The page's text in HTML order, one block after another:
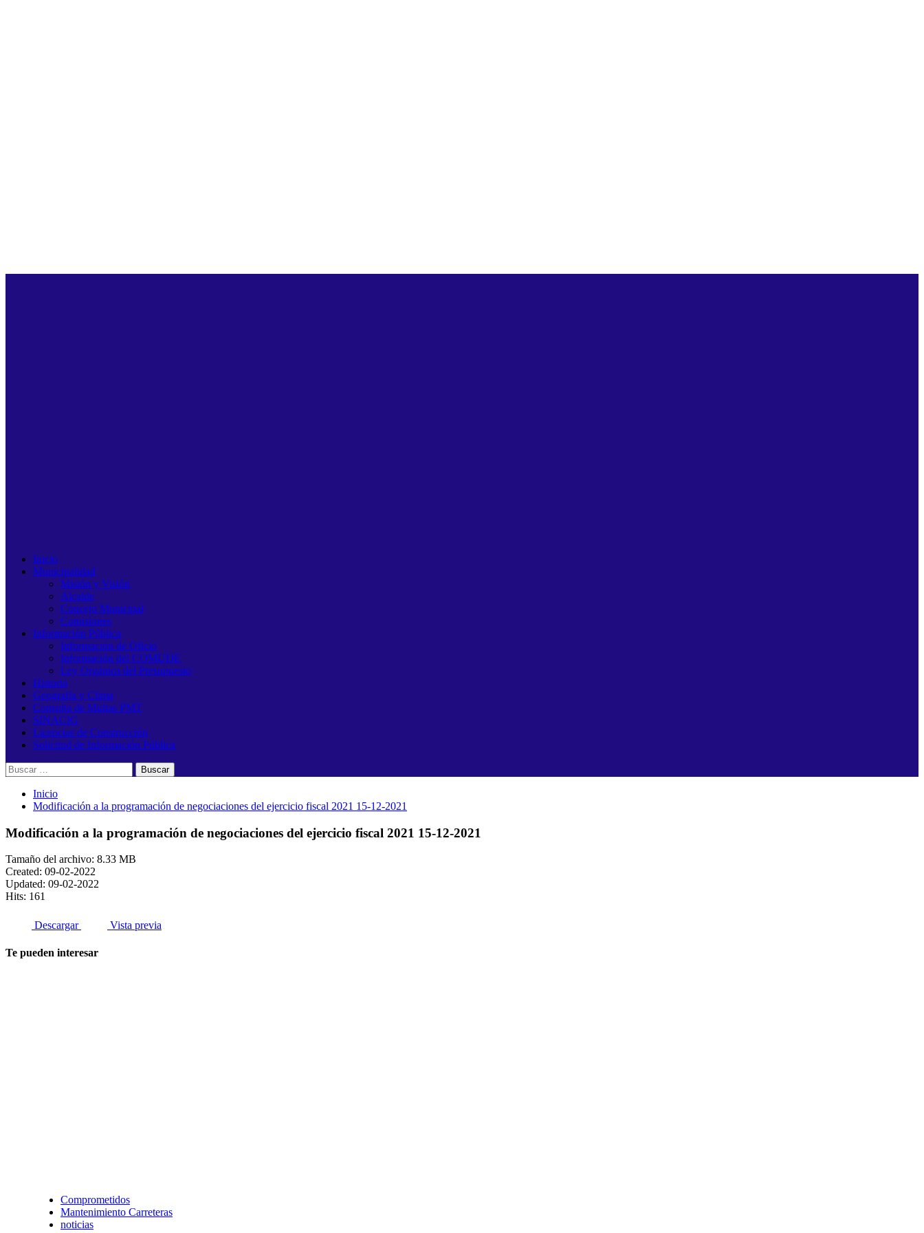
Inicio
Municipalidad
Misión y Visión
Alcalde
Concejo Municipal
Comisiones
Información Pública
Información de Oficio
Información del COMUDE
Ley Orgánica del Presupuesto
Historia
Geografía y Clima
Consulta de Multas PMT
SINACIG
Licencias de Construcción
Solicitud de Información Pública
Buscar:
Inicio
Modificación a la programación de negociaciones del ejercicio fiscal 2021 15-12-2021
Modificación a la programación de negociaciones del ejercicio fiscal 2021 15-12-2021
Tamaño del archivo: 8.33 MB
Created: 09-02-2022
Updated: 09-02-2022
Hits: 161
Descargar Vista previa
Te pueden interesar
Comprometidos
Mantenimiento Carreteras
noticias